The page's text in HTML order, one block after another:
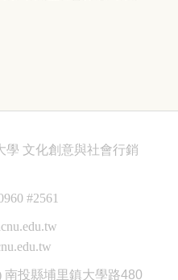
學 文化創意與社會行銷
#2561
南投縣埔里鎮大學路480